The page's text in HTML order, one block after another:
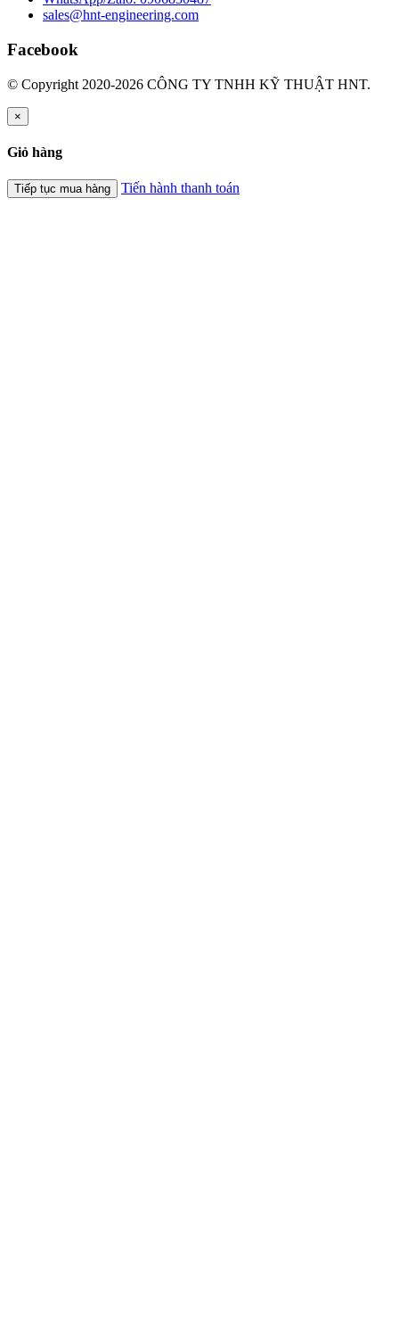
sales@hnt-engineering.com
Facebook
© Copyright 2020-2026 CÔNG TY TNHH KỸ THUẬT HNT.
×
Giỏ hàng
Tiếp tục mua hàng Tiến hành thanh toán